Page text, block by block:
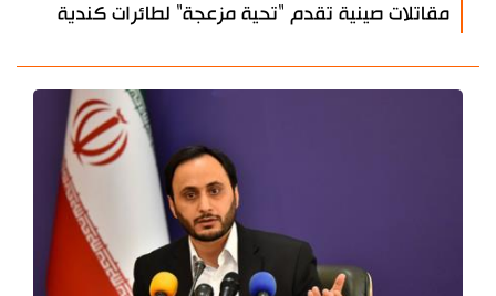
مقاتلات صينية تقدم "تحية مزعجة" لطائرات كندية